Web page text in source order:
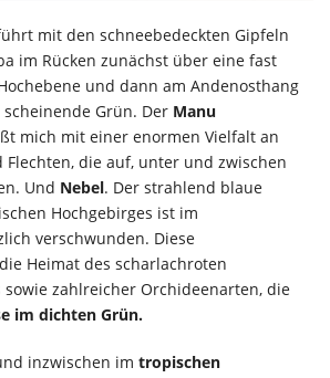
mit den schneebedeckten Gipfeln
im Rücken zunächst über eine fast
und dann am Andenosthang
Grün. Der Manu
mich mit einer enormen Vielfalt an
Flechten, die auf, unter und zwischen
Und Nebel. Der strahlend blaue
Hochgebirges ist im
verschwunden. Diese
Heimat des scharlachroten
zahlreicher Orchideenarten, die
im dichten Grün.
inzwischen im tropischen